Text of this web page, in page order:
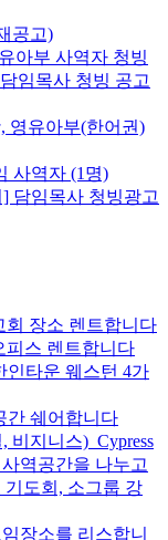
공고)
아부 사역자 청빙
임목사 청빙 공고
영유아부(한어권)
사역자 (1명)
담임목사 청빙광고
회 장소 렌트합니다
피스 렌트합니다
인타운 웨스턴 4가
간 쉐어합니다
비지니스)_Cypress
역공간을 나누고
도회, 소그룹 강
장소를 리스합니